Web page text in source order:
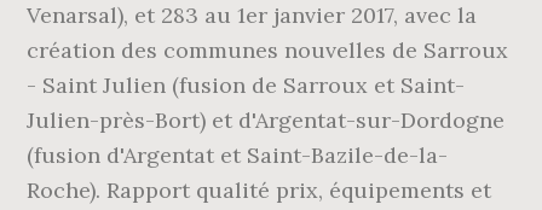
Venarsal), et 283 au 1er janvier 2017, avec la
création des communes nouvelles de Sarroux
- Saint Julien (fusion de Sarroux et Saint-
Julien-près-Bort) et d'Argentat-sur-Dordogne
(fusion d'Argentat et Saint-Bazile-de-la-
Roche). Rapport qualité prix, équipements et